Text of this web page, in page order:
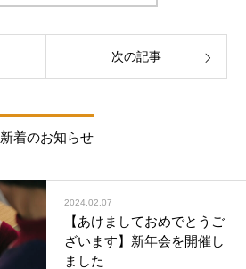
次の記事
新着のお知らせ
2024.02.07
【あけましておめでとうご
ざいます】新年会を開催し
ました